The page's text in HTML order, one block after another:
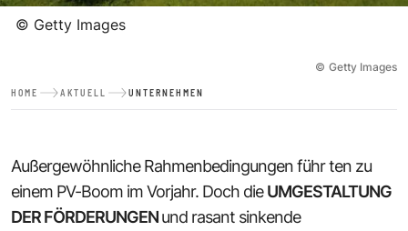
© Getty Images
© Getty Images
HOME AKTUELL UNTERNEHMEN
Außergewöhnliche Rahmenbedingungen führ ten zu
einem PV-Boom im Vorjahr. Doch dieUMGESTALTUNG
DER FÖRDERUNGENund rasant sinkende